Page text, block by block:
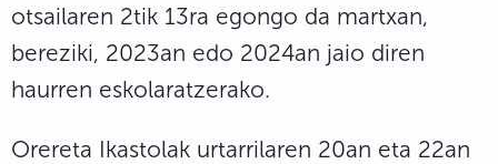
otsailaren 2tik 13ra egongo da martxan,
bereziki, 2023an edo 2024an jaio diren
haurren eskolaratzerako.
Orereta Ikastolak urtarrilaren 20an eta 22an